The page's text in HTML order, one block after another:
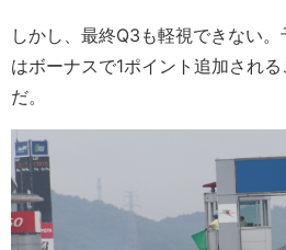
しかし、最終Q3も軽視できない
はボーナスで1ポイント追加され
だ。